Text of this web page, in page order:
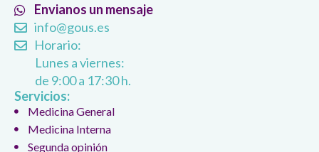
Envianos un mensaje
info@gous.es
Horario:
Lunes a viernes:
de 9:00 a 17:30 h.
Servicios:
Medicina General
Medicina Interna
Segunda opinión